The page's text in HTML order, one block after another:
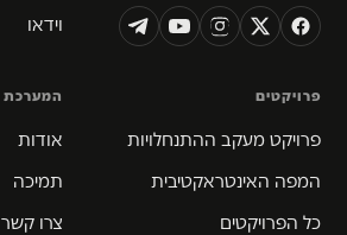
וידאו
פרויקטים
פרויקט מעקב ההתנחלויות
המפה האינטראקטיבית
כל הפרויקטים
המערכת
אודות
תמיכה
צרו קשר